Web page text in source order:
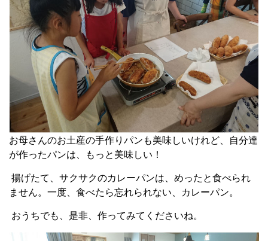
お母さんのお土産の手作りパンも美味しいけれど、自分達
が作ったパンは、もっと美味しい！
揚げたて、サクサクのカレーパンは、めったと食べられ
ません。一度、食べたら忘れられない、カレーパン。
おうちでも、是非、作ってみてくださいね。